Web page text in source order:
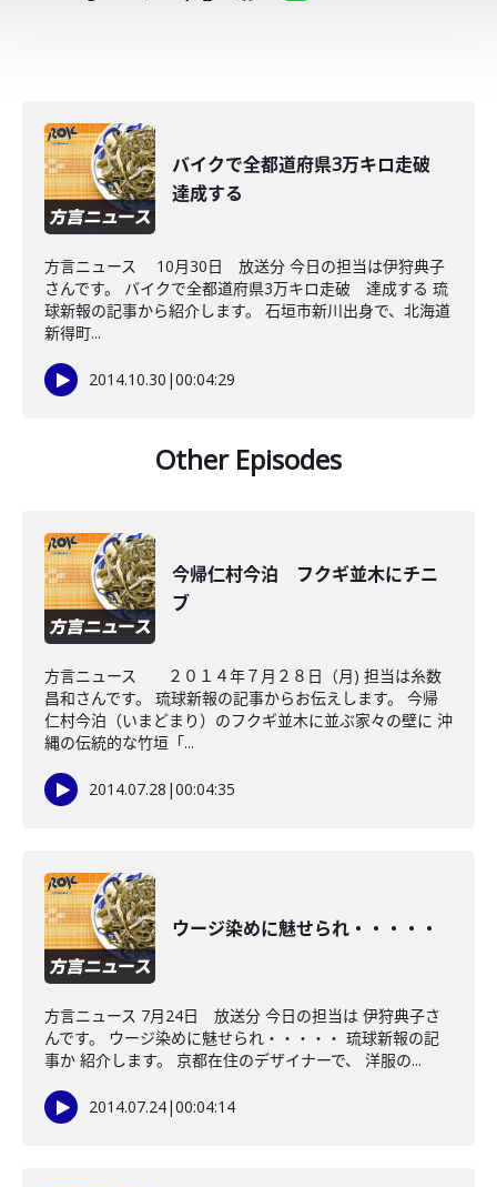
バイクで全都道府県3万キロ走破
達成する
方言ニュース 10月30日 放送分 今日の担当は伊狩典子
さんです。 バイクで全都道府県3万キロ走破 達成する 琉
球新報の記事から紹介します。 石垣市新川出身で、北海道
新得町...
2014.10.30 |00:04:29
Other Episodes
今帰仁村今泊 フクギ並木にチニ
ブ
方言ニュース ２０１４年７月２８日（月) 担当は糸数
昌和さんです。 琉球新報の記事からお伝えします。 今帰
仁村今泊（いまどまり）のフクギ並木に並ぶ家々の壁に 沖
縄の伝統的な竹垣「...
2014.07.28 |00:04:35
ウージ染めに魅せられ・・・・・
方言ニュース 7月24日 放送分 今日の担当は 伊狩典子さ
んです。 ウージ染めに魅せられ・・・・・ 琉球新報の記
事か 紹介します。 京都在住のデザイナーで、 洋服の...
2014.07.24|00:04:14